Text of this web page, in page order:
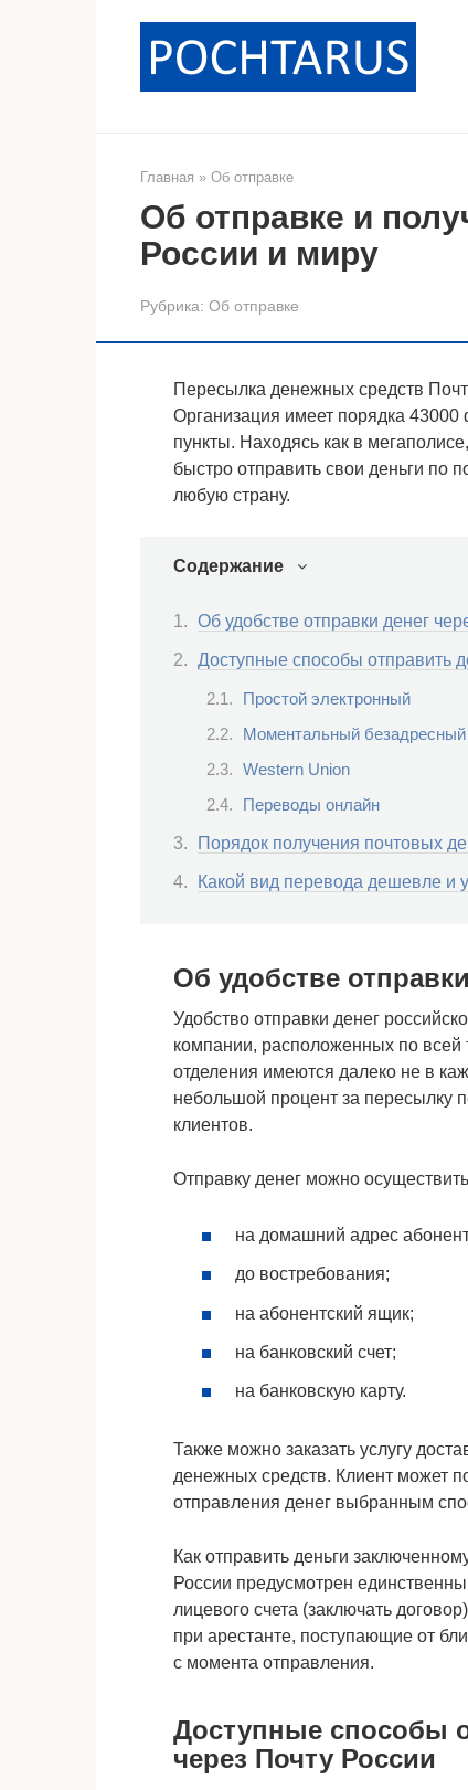
Главная » Об отправке
Об отправке и
России и миру
Рубрика: Об отправке
Пересылка денежных средств
Организация имеет порядка
пункты. Находясь как в
быстро отправить свои деньги по
любую страну.
Содержание
Об удобстве отправки денег
Доступные способы отправить
Простой электронный
Моментальный безадресный
Western Union
Переводы онлайн
Порядок получения почтовых
Какой вид перевода дешевле и
Об удобстве
Удобство отправки денег
компании, расположенных по всей
отделения имеются далеко не в
небольшой процент за пересылку
клиентов.
Отправку денег можно
на домашний адрес
до востребования;
на абонентский ящик;
на банковский счет;
на банковскую карту.
Также можно заказать услугу
денежных средств. Клиент может
отправления денег выбранным
Как отправить деньги
России предусмотрен
лицевого счета (заключать
при арестанте, поступающие от
с момента отправления.
Доступные способы
через Почту России